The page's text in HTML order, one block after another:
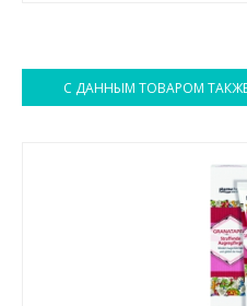
С ДАННЫМ ТОВАРОМ